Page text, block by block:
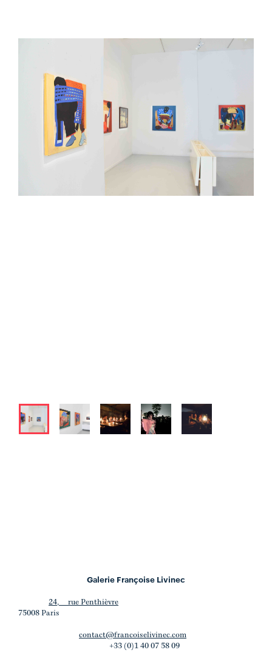
Galerie Françoise Livinec
24, rue Penthièvre
75008 Paris
contact@francoiselivinec.com
+33 (0)1 40 07 58 09